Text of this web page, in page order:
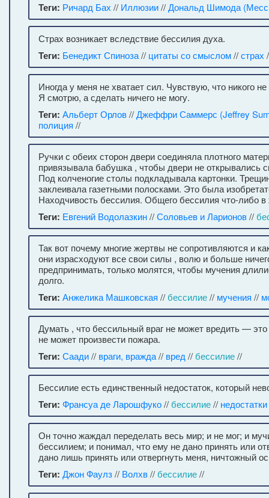
Теги: Ричард Бах // Иллюзии//Дональд Шимода
Страх возникает вследствие бессилия духа.
Теги: Бенедикт Спиноза// цитаты со смыслом//страх
Иногда у меня не хватает сил. Чувствую, что никого
Я смотрю, а сделать ничего не могу.
Теги: Альберт Орлов//Джеффри Саммерс (Jeffrey
полиция //
Ручки с обеих сторон двери соединяла плотного
привязывала бабушка , чтобы двери не открывались
Под колченогие столы подкладывала картонки.
заклеивала газетными полосками. Это была
Находчивость бессилия. Общего бессилия что-либо в
Теги: Евгений Водолазкин//Соловьев и Ларионов//
Так вот почему многие жертвы не сопротивляются и
они израсходуют все свои силы , волю и больше
предпринимать, только молятся, чтобы мучения
долго.
Теги: Анжелика Машковская //бессилие// мучения //
Думать , что бессильный враг не может вредить —
не может произвести пожара.
Теги: Саади// враги, вражда// вред //бессилие//
Бессилие есть единственный недостаток, который
Теги: Франсуа де Ларошфуко//бессилие// недостатки
Он точно жаждал переделать весь мир; и не мог; и
бессилием; и понимал, что ему не дано принять или
дано лишь принять или отвергнуть меня, ничтожный
Теги: Джон Фаулз// Волхв//бессилие//